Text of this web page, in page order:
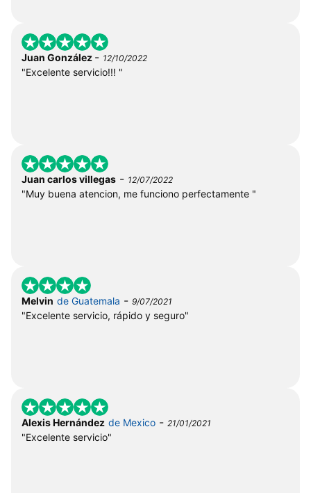
Juan González - 12/10/2022
"Excelente servicio!!! "
Juan carlos villegas - 12/07/2022
"Muy buena atencion, me funciono perfectamente "
Melvin de Guatemala - 9/07/2021
"Excelente servicio, rápido y seguro"
Alexis Hernández de Mexico - 21/01/2021
"Excelente servicio"